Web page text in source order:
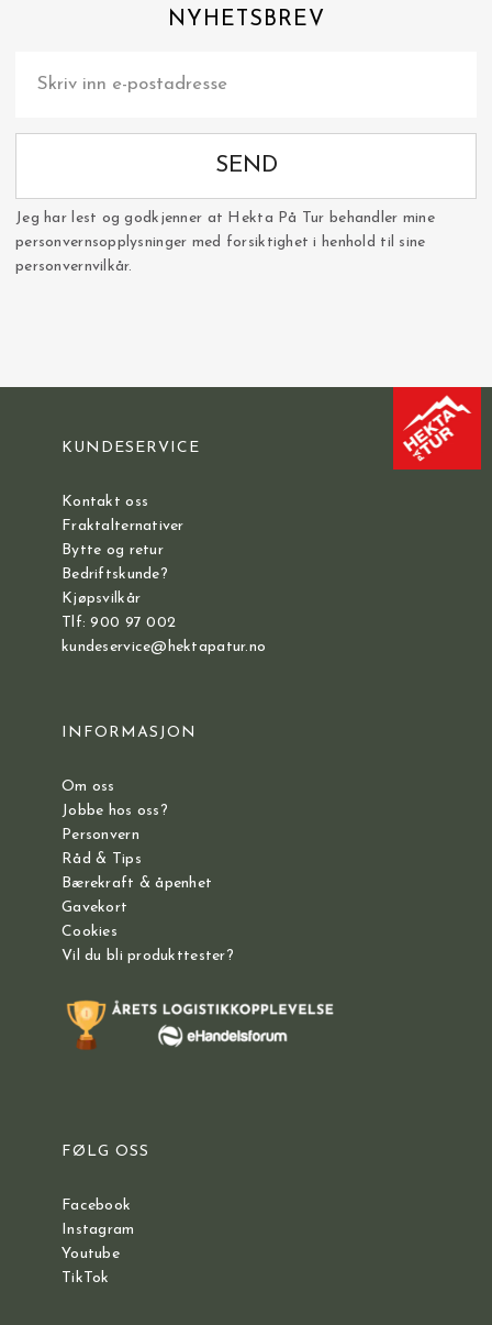
NYHETSBREV
SEND
Jeg har lest og godkjenner at Hekta På Tur behandler mine
personvernsopplysninger med forsiktighet i henhold til sine
personvernvilkår.
KUNDESERVICE
Kontakt oss
Fraktalternativer
Bytte og retur
Bedriftskunde?
Kjøpsvilkår
Tlf: 900 97 002
kundeservice@hektapatur.no
INFORMASJON
Om oss
Jobbe hos oss?
Personvern
Råd & Tips
Bærekraft & åpenhet
Gavekort
Cookies
Vil du bli produkttester?
FØLG OSS
Facebook
Instagram
Youtube
TikTok